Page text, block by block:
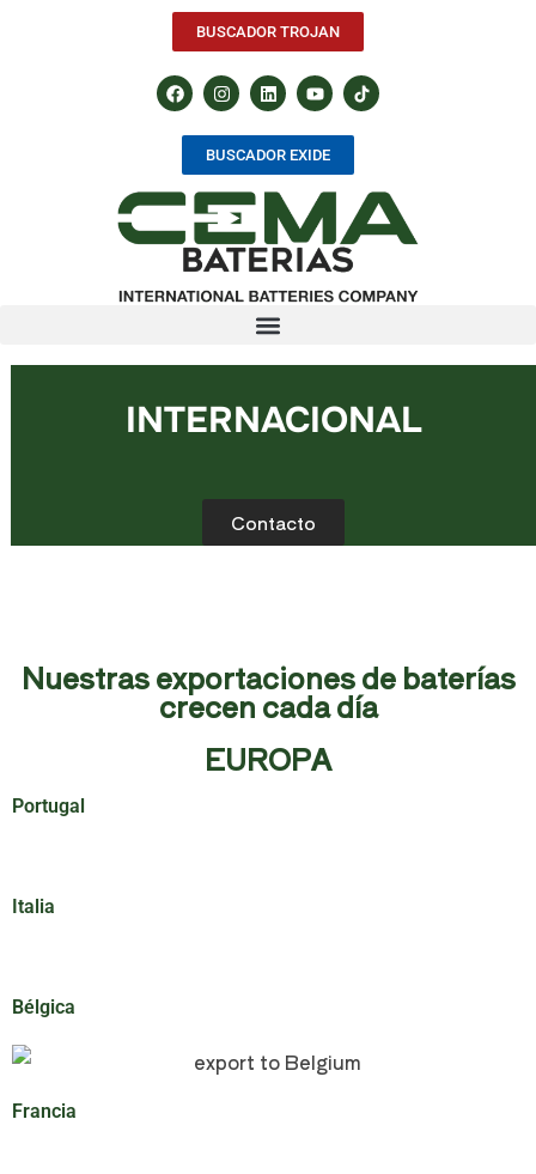
BUSCADOR TROJAN
BUSCADOR EXIDE
INTERNACIONAL
Contacto
Nuestras exportaciones de baterías
crecen cada día
EUROPA
Portugal
Italia
Bélgica
Francia